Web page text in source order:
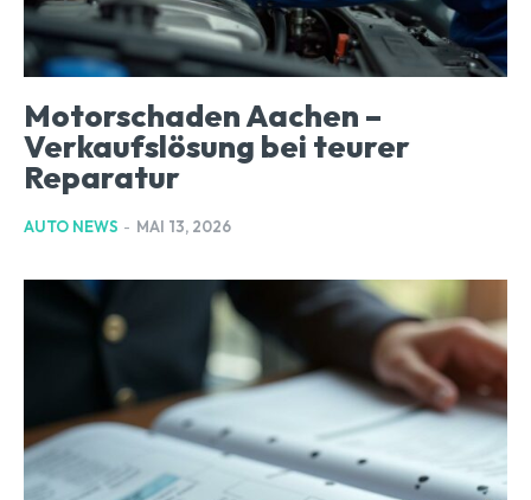
Motorschaden Aachen –
Verkaufslösung bei teurer
Reparatur
AUTO NEWS - MAI 13, 2026